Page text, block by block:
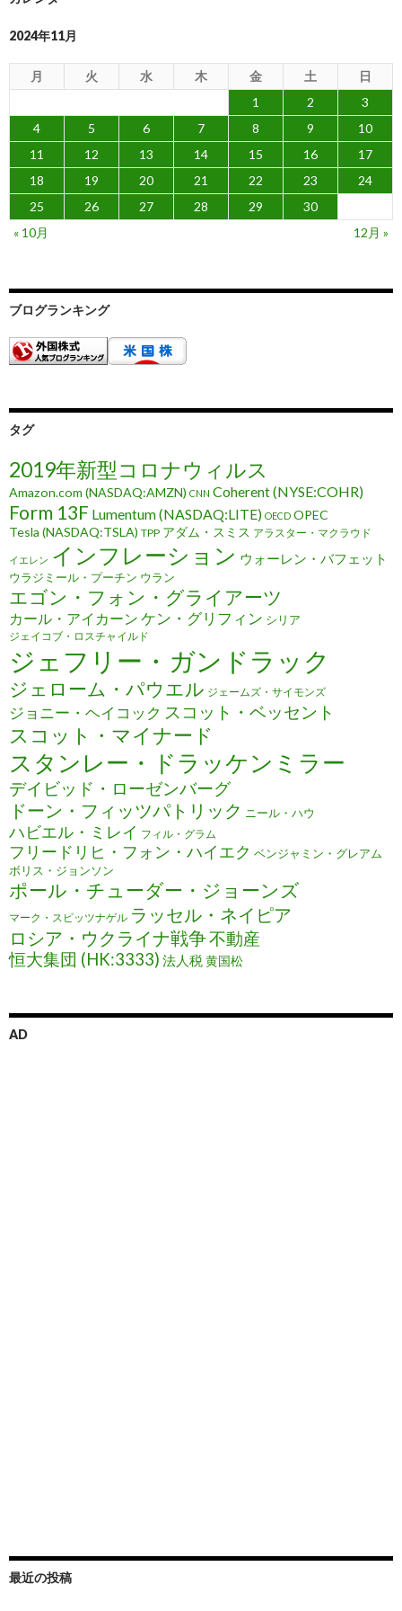
2024年11月
月 火 水 木 金 土
日
1
2
3
4
5 6 7 8 9
10
11
12 13 14 15 16
17
18
19 20 21 22 23
24
25
26 27 28 29
30
« 10月
12月 »
ブログランキング
タグ
2019年新型コロナウィルス
Amazon.com (NASDAQ:AMZN) CNN Coherent (NYSE:COHR)
Form 13F Lumentum (NASDAQ:LITE) OECD OPEC
Tesla (NASDAQ:TSLA) TPP アダム・スミス アラスター・マクラウド
イエレン インフレーション ウォーレン・バフェット
ウラジミール・プーチン ウラン
エゴン・フォン・グライアーツ
カール・アイカーン ケン・グリフィン シリア
ジェイコブ・ロスチャイルド
ジェフリー・ガンドラック
ジェローム・パウエル ジェームズ・サイモンズ
ジョニー・ヘイコック スコット・ベッセント
スコット・マイナード
スタンレー・ドラッケンミラー
デイビッド・ローゼンバーグ
ドーン・フィッツパトリック ニール・ハウ
ハビエル・ミレイ フィル・グラム
フリードリヒ・フォン・ハイエク ベンジャミン・グレアム
ボリス・ジョンソン
ポール・チューダー・ジョーンズ
マーク・スピッツナゲル ラッセル・ネイピア
ロシア・ウクライナ戦争不動産
恒大集団 (HK:3333) 法人税黄国松
AD
最近の投稿